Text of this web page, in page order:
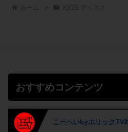
おすすめコンテンツ
こーへいbyホリックTV2